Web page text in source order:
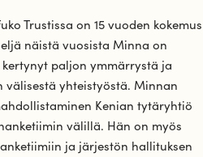
Trustissa on 15 vuoden kokemus
näistä vuosista Minna on
paljon ymmärrystä ja
välisestä yhteistyöstä. Minnan
Kenian tytäryhtiö
välillä. Hän on myös
ja järjestön hallituksen